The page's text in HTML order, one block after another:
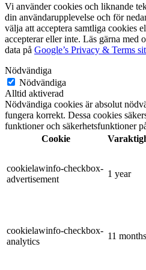
Vi använder cookies och liknande
din användarupplevelse och för
välja att acceptera samtliga cookies
accepterar eller inte. Läs gärna med
data på Google’s Privacy & Terms
Nödvändiga
Nödvändiga
Alltid aktiverad
Nödvändiga cookies är absolut
fungera korrekt. Dessa cookies
funktioner och säkerhetsfunktioner
Cookie
cookielawinfo-checkbox-
advertisement
1 year
cookielawinfo-checkbox-
analytics
11 months